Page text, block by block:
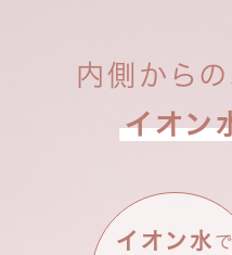
内側から
イオン
イオン水で
定期便通
定期便商